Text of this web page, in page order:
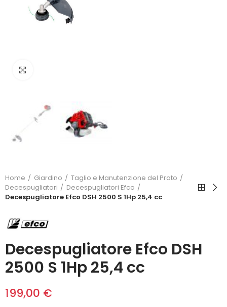
Home Giardino
Taglio e Manutenzione del Prato
Decespugliatori
Decespugliatori Efco
Decespugliatore Efco DSH 2500 S 1Hp 25,4 cc
Decespugliatore Efco DSH
2500 S 1Hp 25,4 cc
199,00 €